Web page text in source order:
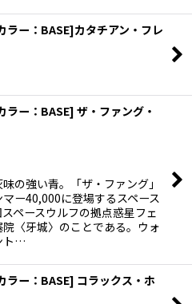
ラー：BASE]カタチアン・フレ
ラー：BASE] ザ・ファング・
の強い青。「ザ・ファング」
ー40,000に登場するスペース
ペースウルフの拠点惑星フェ
〈牙城〉のことである。ウォ
ト…
ラー：BASE] コラックス・ホ